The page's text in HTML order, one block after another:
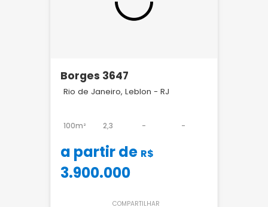
Borges 3647
Rio de Janeiro, Leblon - RJ
100m² 2,3 - -
a partir de R$
3.900.000
COMPARTILHAR